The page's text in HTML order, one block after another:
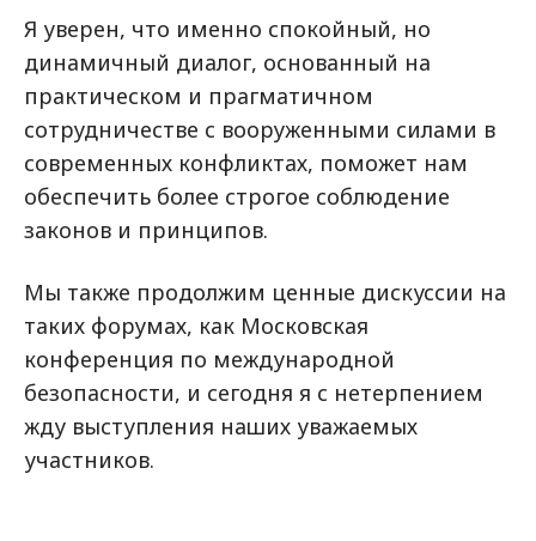
Я уверен, что именно спокойный, но
динамичный диалог, основанный на
практическом и прагматичном
сотрудничестве с вооруженными силами в
современных конфликтах, поможет нам
обеспечить более строгое соблюдение
законов и принципов.
Мы также продолжим ценные дискуссии на
таких форумах, как Московская
конференция по международной
безопасности, и сегодня я с нетерпением
жду выступления наших уважаемых
участников.